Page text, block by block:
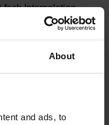
About
and ads, to
fach Interpolation